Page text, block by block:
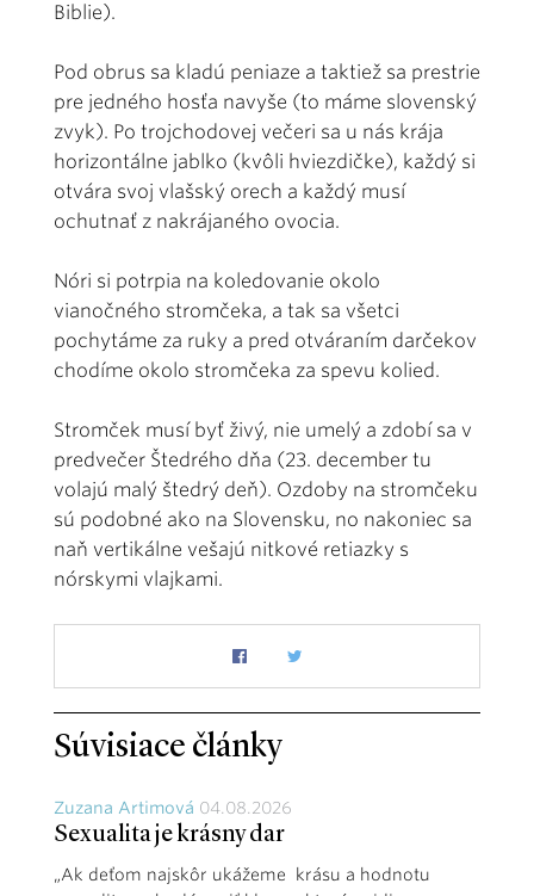
Biblie).
Pod obrus sa kladú peniaze a taktiež sa prestrie
pre jedného hosťa navyše (to máme slovenský
zvyk). Po trojchodovej večeri sa u nás krája
horizontálne jablko (kvôli hviezdičke), každý si
otvára svoj vlašský orech a každý musí
ochutnať z nakrájaného ovocia.
Nóri si potrpia na koledovanie okolo
vianočného stromčeka, a tak sa všetci
pochytáme za ruky a pred otváraním darčekov
chodíme okolo stromčeka za spevu kolied.
Stromček musí byť živý, nie umelý a zdobí sa v
predvečer Štedrého dňa (23. december tu
volajú malý štedrý deň). Ozdoby na stromčeku
sú podobné ako na Slovensku, no nakoniec sa
naň vertikálne vešajú nitkové retiazky s
nórskymi vlajkami.
Súvisiace články
Zuzana Artimová 04.08.2026
Sexualita je krásny dar
„Ak deťom najskôr ukážeme krásu a hodnotu